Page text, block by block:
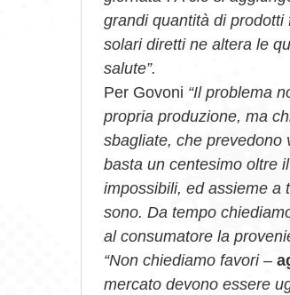
grandi quantità di
solari diretti ne altera le
salute”.
Per Govoni “Il problema
propria produzione, ma
sbagliate, che prevedono
basta un centesimo oltre
impossibili, ed assieme a
sono. Da tempo
al consumatore la
“Non chiediamo favori –
mercato devono essere